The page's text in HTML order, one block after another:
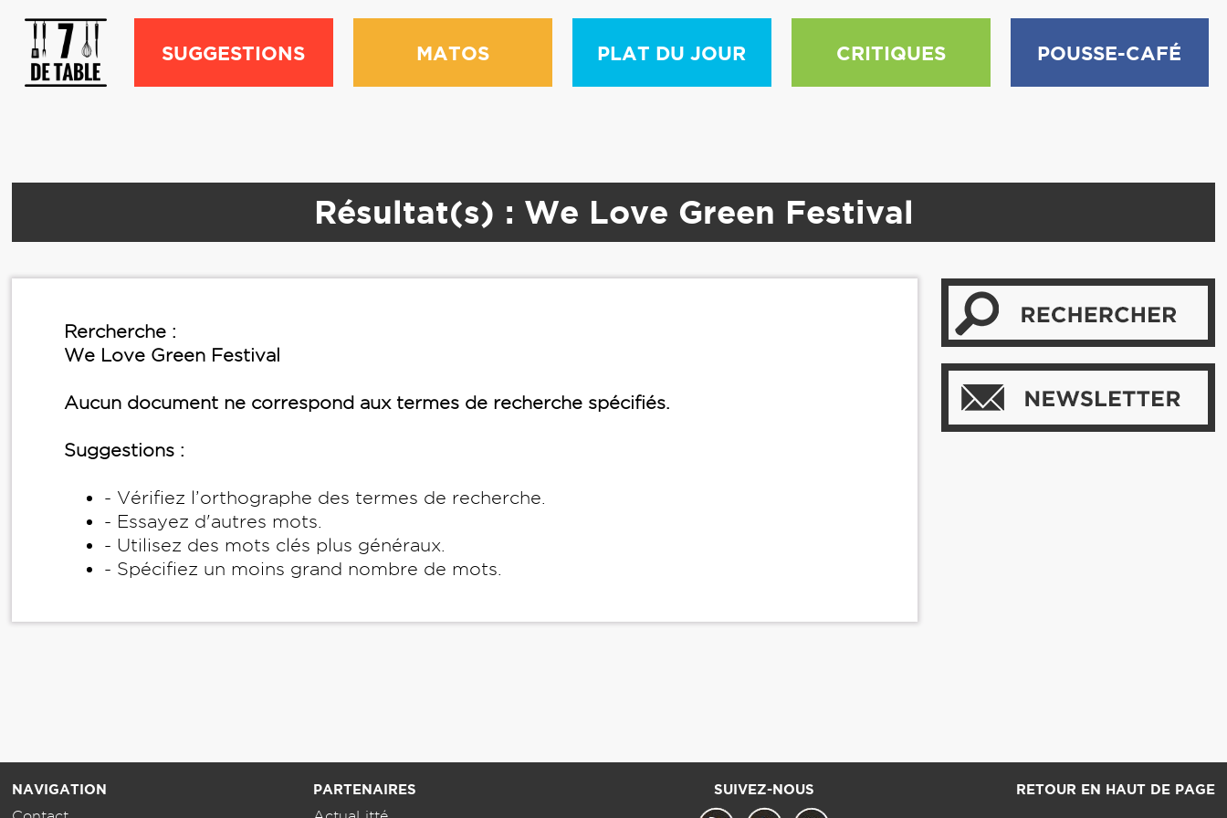
SUGGESTIONS MATOS PLAT DU JOUR CRITIQUES POUSSE-CAFÉ
Résultat(s) : We Love Green Festival
Rercherche :
We Love Green Festival
Aucun document ne correspond aux termes de recherche spécifiés.
Suggestions :
- Vérifiez l’orthographe des termes de recherche.
- Essayez d'autres mots.
- Utilisez des mots clés plus généraux.
- Spécifiez un moins grand nombre de mots.
NAVIGATION
PARTENAIRES
SUIVEZ-NOUS RETOUR EN HAUT DE PAGE